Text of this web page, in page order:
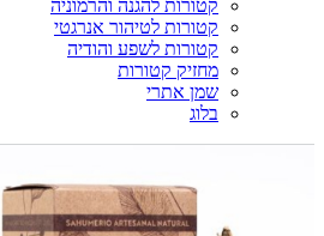
קטורות להגנה והרמוניה
קטורות לטיהור אנרגטי
קטורות לשפע והודיה
מחזיק קטורות
שמן אתרי
בלוג